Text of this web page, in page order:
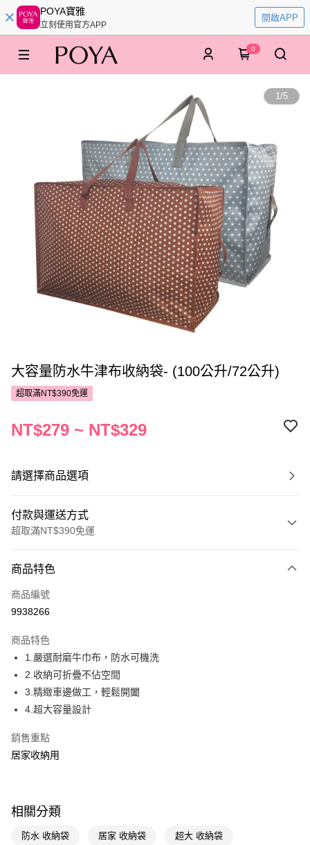
POYA寶雅
立刻使用官方APP
開啟APP
0
1/5
大容量防水牛津布收納袋- (100公升/72公升)
超取滿NT$390免運
NT$279 ~ NT$329
請選擇商品選項
付款與運送方式
超取滿NT$390免運
POYA支付
信用卡一次付款
LINE Pay
Apple Pay
街口支付
悠遊付
Google Pay
【關於「AFTEE先享後付」】
便利好安心！
商品特色
商品編號
9938266
商品特色
1.嚴選耐磨牛巾布，防水可機洗
2.收納可折疊不佔空間
3.精緻車邊做工，輕鬆開闔
4.超大容量設計
銷售重點
居家收納用
相關分類
防水 收納袋 居家 收納袋 超大 收納袋